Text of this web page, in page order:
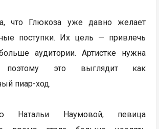
что Глюкоза уже давно желает
поступки. Их цель — привлечь
аудитории. Артистке нужна
поэтому это выглядит как
пиар-ход.
Натальи Наумовой, певица